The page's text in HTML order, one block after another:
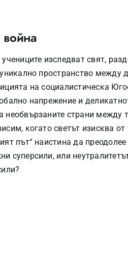
война
изследват свят,
пространство между
на социалистическа
напрежение и
необвързаните страни между
когато светът изисква
път“ наистина да
суперсили, или